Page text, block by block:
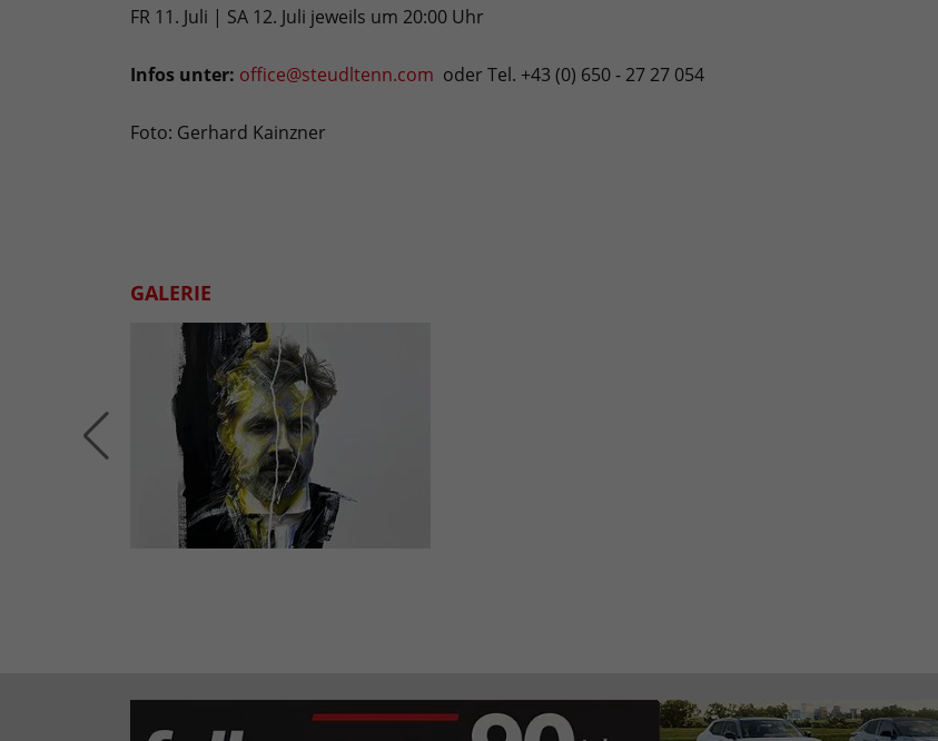
FR 11. Juli | SA 12. Juli jeweils um 20:00 Uhr
Infos unter: office@steudltenn.com oder Tel. +43 (0) 650 - 27 27 054
Foto: Gerhard Kainzner
GALERIE